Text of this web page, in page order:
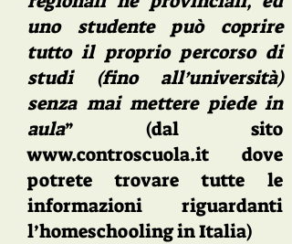
uno studente può coprire
tutto il proprio percorso di
studi (fino all’università)
senza mai mettere piede in
aula” (dal sito
www.controscuola.it dove
potrete trovare tutte le
informazioni riguardanti
l’homeschooling in Italia)